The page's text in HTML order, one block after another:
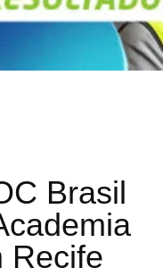
Brasil
Recife